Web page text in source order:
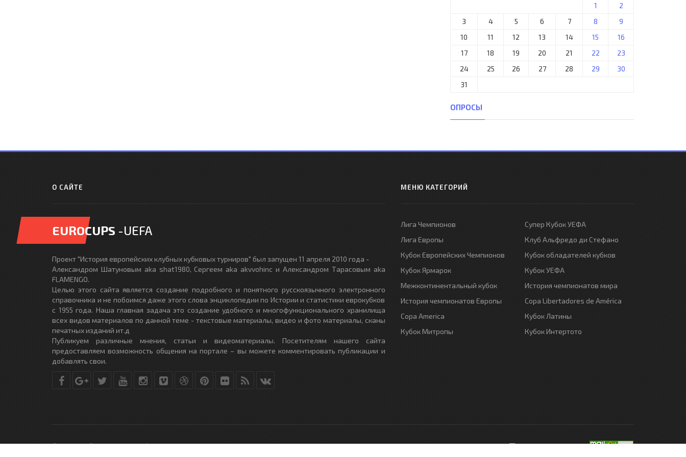
1
2
3
4 5 6 7 8
9
10
11 12 13 14 15
16
17
18 19 20 21 22
23
24
25 26 27 28 29
30
31
ОПРОСЫ
О САЙТЕ
EUROCUPS -UEFA
Проект "История европейских клубных кубковых турниров" был запущен 11 апреля 2010 года -
Александром Шатуновым aka shat1980, Сергеем aka akvvohinc и Александром Тарасовым aka
FLAMENGO.
Целью этого сайта является создание подробного и понятного русскоязычного электронного
справочника и не побоимся даже этого слова энциклопедии по Истории и статистики еврокубков
с 1955 года. Наша главная задача это создание удобного и многофункционального хранилища
всех видов материалов по данной теме - текстовые материалы, видео и фото материалы, сканы
печатных изданий ит.д
Публикуем различные мнения, статьи и видеоматериалы. Посетителям нашего сайта
предоставляем возможность общения на портале – вы можете комментировать публикации и
добавлять свои.
МЕНЮ КАТЕГОРИЙ
Лига Чемпионов
Лига Европы
Кубок Европейских Чемпионов
Кубок Ярмарок
Межконтинентальный кубок
История чемпионатов Европы
Copa America
Кубок Митропы
Супер Кубок УЕФА
Клуб Альфредо ди Стефано
Кубок обладателей кубков
Кубок УЕФА
История чемпионатов мира
Copa Libertadores de América
Кубок Латины
Кубок Интертото
© Copyright © 2010-2017. Разработано студиейDLE-THEME.RU- All Rights Reserved.